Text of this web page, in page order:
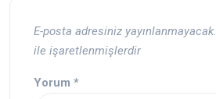
E-posta adresiniz yayınlanmayacak.
ile işaretlenmişlerdir
Yorum *